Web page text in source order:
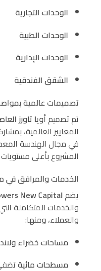
الوحدات التجارية
الوحدات الطبية
الوحدات الإدارية
الشقق الفندقية
تصميمات عالمية
تم تصميمأويا تاورز
المعايير العالمية،
في مجال الهندسة
المشروع بأعلى
الخدمات والمرافق في
يضمNew Capital
والخدمات المتكاملة
والعملاء، ومنها:
مساحات خضراء
مسطحات مائية